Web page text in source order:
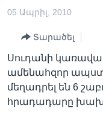
«ԱՄԵՐԻԿԱՅԻ
ԿԱՊ ՄԵԶ ՀԵՏ
Learning English
05 Ապրիլ, 2010
Տարածել
Սուդանի
ամենահզոր
մեղադրել են 6
հրադադարը